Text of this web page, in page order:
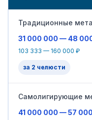
Традиционные
31 000 000 — 48
103 333 — 160 000 ₽
за 2 челюсти
Самолигирующие
41 000 000 — 57